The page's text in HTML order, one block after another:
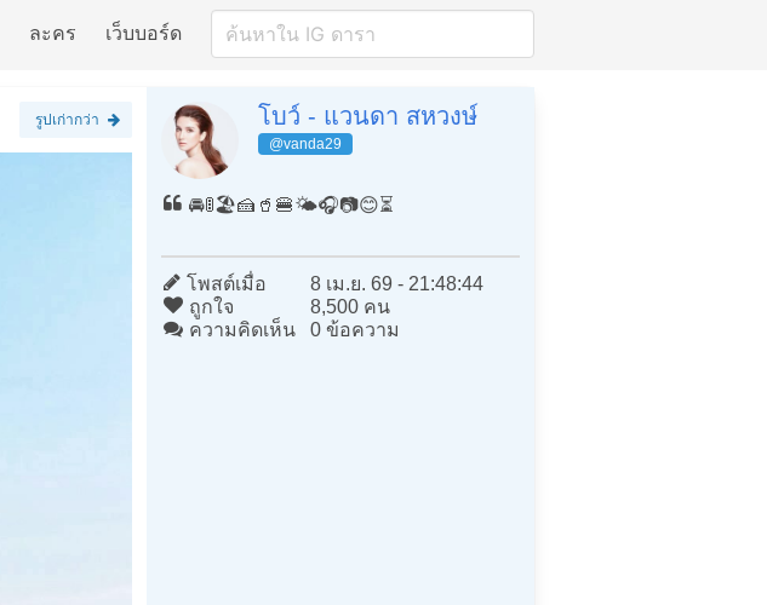
ละคร เว็บบอร์ด
รูปเก่ากว่า โบว์ - แวนดา สหวงษ์
@vanda29
🚘🚦🏖️🍰🥤🍔🌤️🎧📷😊⏳
โพสต์เมื่อ
8 เม.ย. 69 - 21:48:44
ถูกใจ
8,500 คน
ความคิดเห็น
0 ข้อความ